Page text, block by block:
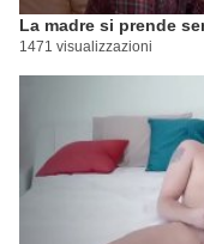
La madre si prende
1471 visualizzazioni